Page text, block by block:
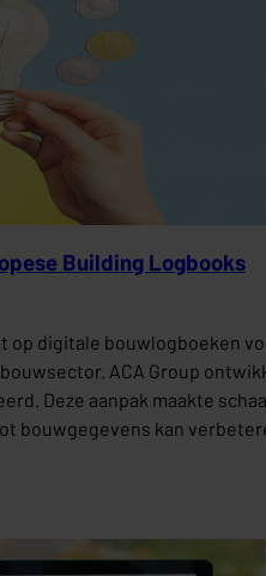
Building Logbooks
op digitale bouwlogboeken
ACA Group
Deze aanpak maakte
bouwgegevens kan